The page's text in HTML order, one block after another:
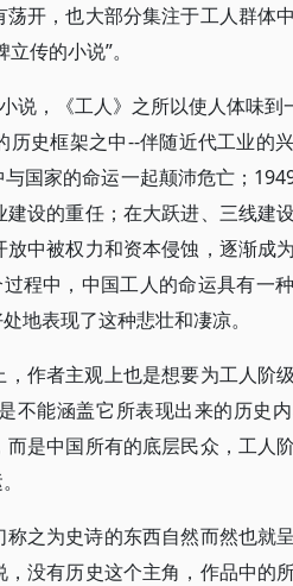
开，也大部分集注于工人群体
传的小说”。
说，《工人》之所以使人体味到
史框架之中--伴随近代工业的
国家的命运一起颠沛危亡；
设的重任；在大跃进、三线建
中被权力和资本侵蚀，逐渐成
程中，中国工人的命运具有一
地表现了这种悲壮和凄凉。
作者主观上也是想要为工人阶
能涵盖它所表现出来的历史
是中国所有的底层民众，工人
之为史诗的东西自然而然也就
没有历史这个主角，作品中的